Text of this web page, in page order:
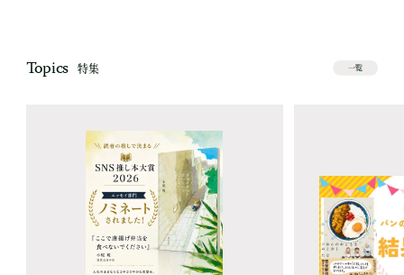
Topics 特集 一覧